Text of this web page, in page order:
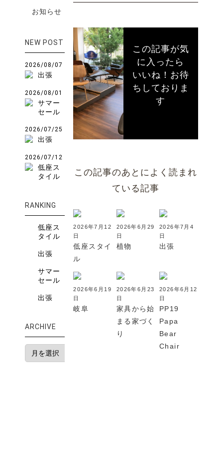
この記事が気
に入ったら
いいね！お待
ちしておりま
す
この記事のあとによく読まれ
ている記事
2026年7月12
日
低座スタイ
ル
2026年6月29
日
植物
2026年7月4
日
出張
2026年6月19
日
岐阜
2026年6月23
日
家具から始
まる家づく
り
2026年6月12
日
PP19
Papa
Bear
Chair
お知らせ
NEW POST
2026/08/07
出張
2026/08/01
サマー
セール
2026/07/25
出張
2026/07/12
低座ス
タイル
RANKING
低座ス
タイル
出張
サマー
セール
出張
ARCHIVE